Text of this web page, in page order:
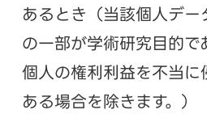
あるとき（当該個人デ
の一部が学術研究目的で
個人の権利利益を不当
ある場合を除きます。）